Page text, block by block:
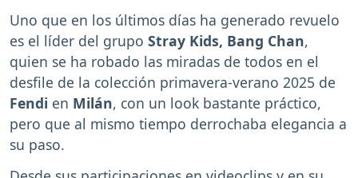
Uno que en los últimos días ha generado revuelo
es el líder del grupo Stray Kids, Bang Chan,
quien se ha robado las miradas de todos en el
desfile de la colección primavera-verano 2025 de
Fendi en Milán, con un look bastante práctico,
pero que al mismo tiempo derrochaba elegancia a
su paso.